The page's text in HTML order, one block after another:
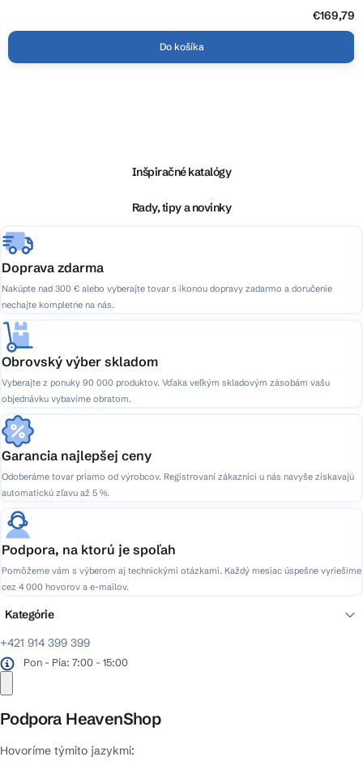
€169,79
Do košíka
e
Inšpiračné katalógy
Rady, tipy a novinky
Doprava zdarma
Nakúpte nad 300 € alebo vyberajte tovar s ikonou dopravy zadarmo a doručenie
nechajte kompletne na nás.
Obrovský výber skladom
Vyberajte z ponuky 90 000 produktov. Vďaka veľkým skladovým zásobám vašu
objednávku vybavíme obratom.
Garancia najlepšej ceny
Odoberáme tovar priamo od výrobcov. Registrovaní zákazníci u nás navyše získavajú
automatickú zľavu až 5 %.
Podpora, na ktorú je spoľah
Pomôžeme vám s výberom aj technickými otázkami. Každý mesiac úspešne vyriešime
cez 4 000 hovorov a e-mailov.
+421 914 399 399
Pon - Pia: 7:00 - 15:00
Podpora HeavenShop
Hovoríme týmito jazykmi:
Kategórie